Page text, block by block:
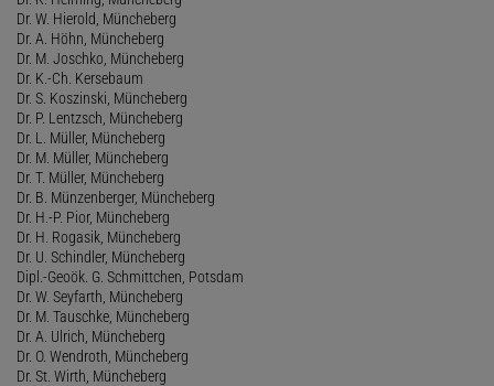
Dr. W. Hierold, Müncheberg
Dr. A. Höhn, Müncheberg
Dr. M. Joschko, Müncheberg
Dr. K.-Ch. Kersebaum
Dr. S. Koszinski, Müncheberg
Dr. P. Lentzsch, Müncheberg
Dr. L. Müller, Müncheberg
Dr. M. Müller, Müncheberg
Dr. T. Müller, Müncheberg
Dr. B. Münzenberger, Müncheberg
Dr. H.-P. Pior, Müncheberg
Dr. H. Rogasik, Müncheberg
Dr. U. Schindler, Müncheberg
Dipl.-Geoök. G. Schmittchen, Potsdam
Dr. W. Seyfarth, Müncheberg
Dr. M. Tauschke, Müncheberg
Dr. A. Ulrich, Müncheberg
Dr. O. Wendroth, Müncheberg
Dr. St. Wirth, Müncheberg